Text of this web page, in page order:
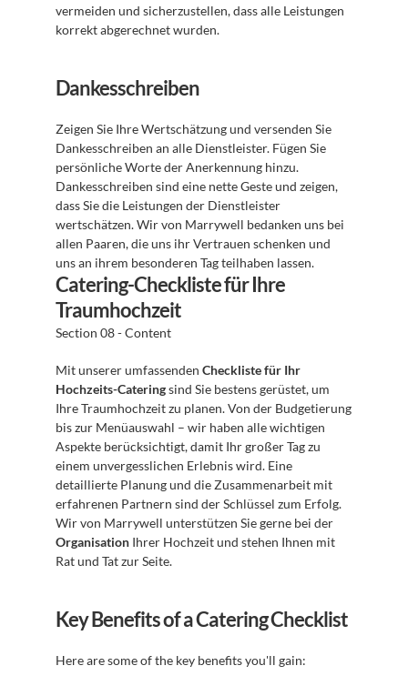
vermeiden und sicherzustellen, dass alle Leistungen
korrekt abgerechnet wurden.
Dankesschreiben
Zeigen Sie Ihre Wertschätzung und versenden Sie
Dankesschreiben an alle Dienstleister. Fügen Sie
persönliche Worte der Anerkennung hinzu.
Dankesschreiben sind eine nette Geste und zeigen,
dass Sie die Leistungen der Dienstleister
wertschätzen. Wir von Marrywell bedanken uns bei
allen Paaren, die uns ihr Vertrauen schenken und
uns an ihrem besonderen Tag teilhaben lassen.
Catering-Checkliste für Ihre
Traumhochzeit
Section 08 - Content
Mit unserer umfassenden Checkliste für Ihr
Hochzeits-Catering sind Sie bestens gerüstet, um
Ihre Traumhochzeit zu planen. Von der Budgetierung
bis zur Menüauswahl – wir haben alle wichtigen
Aspekte berücksichtigt, damit Ihr großer Tag zu
einem unvergesslichen Erlebnis wird. Eine
detaillierte Planung und die Zusammenarbeit mit
erfahrenen Partnern sind der Schlüssel zum Erfolg.
Organisation Ihrer Hochzeit und stehen Ihnen mit
Rat und Tat zur Seite.
Key Benefits of a Catering Checklist
Here are some of the key benefits you'll gain: